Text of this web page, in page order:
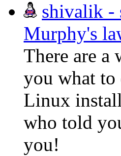
shivalik -
Murphy's
There are
you what
Linux
who told
you!